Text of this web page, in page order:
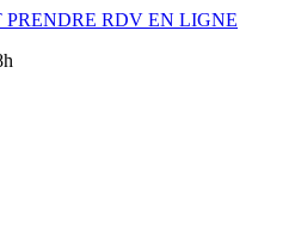
PRENDRE RDV EN LIGNE